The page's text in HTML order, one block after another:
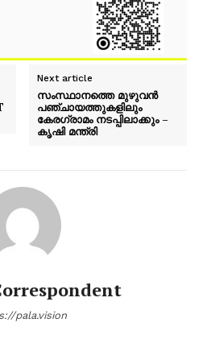
Next article
സംസ്ഥാനത്തെ മുഴുവൻ
പഞ്ചായത്തുകളിലും
കേരഗ്രാമം നടപ്പിലാക്കും‌ –
കൃഷി മന്ത്രി
pala.vision